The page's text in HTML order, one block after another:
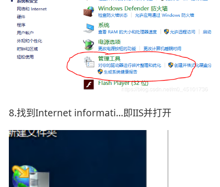
8.找到Internet informati…即IIS并打开